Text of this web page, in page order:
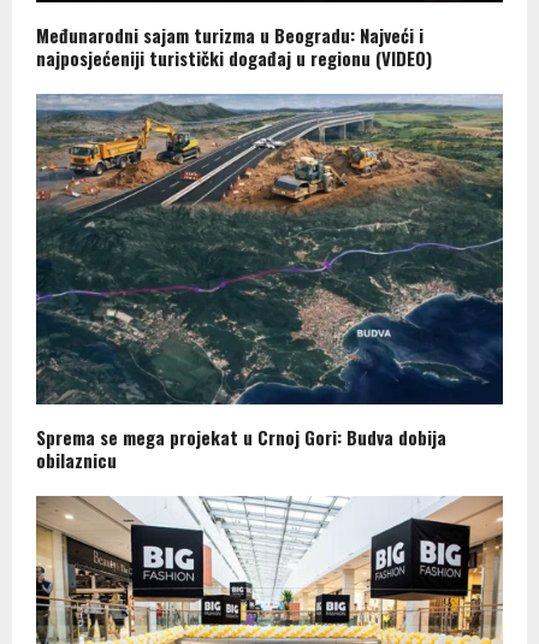
Međunarodni sajam turizma u Beogradu: Najveći i
najposjećeniji turistički događaj u regionu (VIDEO)
Sprema se mega projekat u Crnoj Gori: Budva dobija
obilaznicu